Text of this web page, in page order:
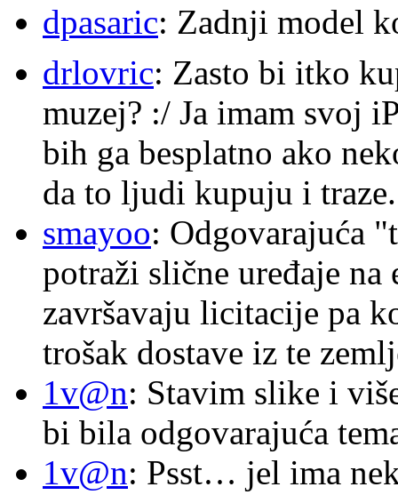
dpasaric: Zadnji model
drlovric: Zasto bi itko
muzej? :/ Ja imam svoj
bih ga besplatno ako
da to ljudi kupuju i traze.
smayoo: Odgovarajuća
potraži slične uređaje
završavaju licitacije pa
trošak dostave iz te
1v@n: Stavim slike i
bi bila odgovarajuća
1v@n: Psst… jel ima